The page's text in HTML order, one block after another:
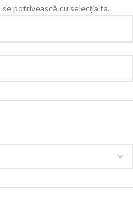
potrivească cu selecția ta.